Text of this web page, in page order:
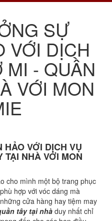
SỰ
VỚI DỊCH
MI - QUẦN
VỚI MON
VỚI DỊCH VỤ
TẠI NHÀ VỚI MON
cho mình một bộ trang phục
hợp với vóc dáng mà
cửa hàng hay tiệm may
tây tại nhà duy nhất chỉ